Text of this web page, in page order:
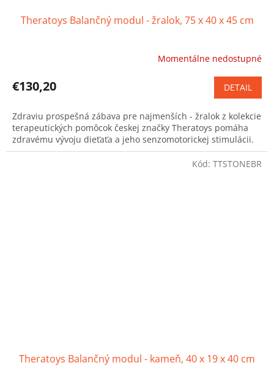
Theratoys Balančný modul - žralok, 75 x 40 x 45 cm
produktu
z
5
hviezdičiek.
Momentálne nedostupné
€130,20 DETAIL
Zdraviu prospešná zábava pre najmenších - žralok z kolekcie
terapeutických pomôcok českej značky Theratoys pomáha
zdravému vývoju dieťaťa a jeho senzomotorickej stimulácii.
Theratoys Balančný modul - kameň, 40 x 19 x 40 cm
Kód: TTSTONEBR